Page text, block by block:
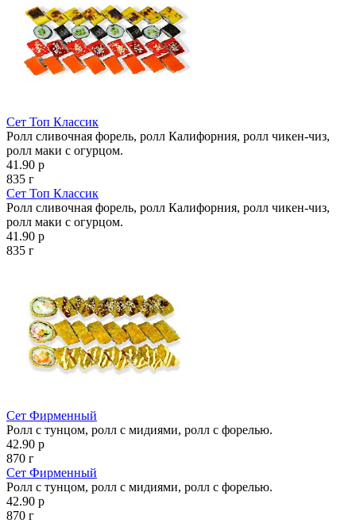
Сет Топ Классик
Ролл сливочная форель, ролл Калифорния, ролл чикен-чиз,
ролл маки с огурцом.
41.90 р
835 г
Сет Топ Классик
Ролл сливочная форель, ролл Калифорния, ролл чикен-чиз,
ролл маки с огурцом.
41.90 р
835 г
Сет Фирменный
Ролл с тунцом, ролл с мидиями, ролл с форелью.
42.90 р
870 г
Сет Фирменный
Ролл с тунцом, ролл с мидиями, ролл с форелью.
42.90 р
870 г